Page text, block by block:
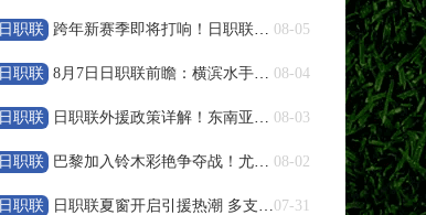
中超 08-08 19:35
中超 08-08 20:00
云南玉昆 VS 成都蓉城
日职联 跨年新赛季即将打响！日职联夏窗人员变动盘点 08-05
日职联 8月7日日职联前瞻：横滨水手vs鹿岛鹿角 08-04
日职联 日职联外援政策详解！东南亚球员特殊规则说明 08-03
日职联 巴黎加入铃木彩艳争夺战！尤文报价遭帕尔马拒绝 08-02
日职联 日职联夏窗开启引援热潮 多支豪门调整阵容备战下半程07-31